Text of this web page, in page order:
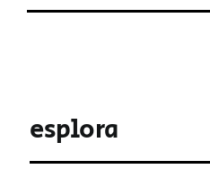
esplora